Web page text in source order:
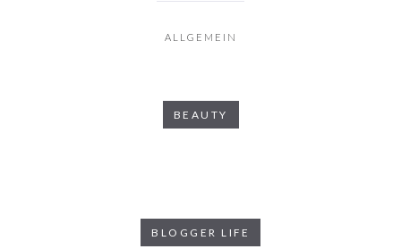
ALLGEMEIN
BEAUTY
BLOGGER LIFE